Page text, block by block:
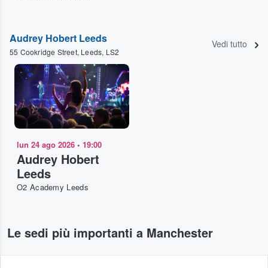
Audrey Hobert Leeds
55 Cookridge Street, Leeds, LS2
Vedi tutto
lun 24 ago 2026 • 19:00
Audrey Hobert
Leeds
O2 Academy Leeds
Le sedi più importanti a Manchester